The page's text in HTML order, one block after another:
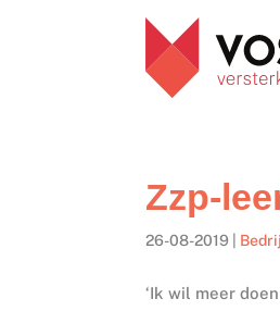
Zzp-
26-08-2019
‘Ik wil meer